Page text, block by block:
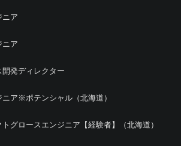
ニア
ニア
開発ディレクター
ニア※ポテンシャル（北海道）
トグロースエンジニア【経験者】（北海道）